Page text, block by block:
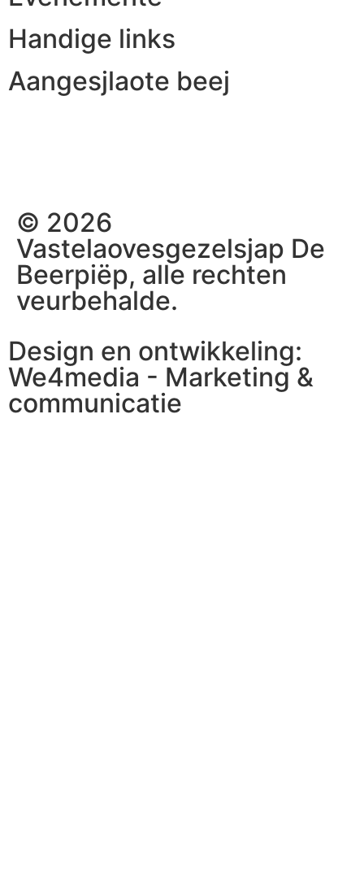
Handige links
Aangesjlaote beej
© 2026
Vastelaovesgezelsjap De
Beerpiëp, alle rechten
veurbehalde.
Design en ontwikkeling:
We4media - Marketing &
communicatie